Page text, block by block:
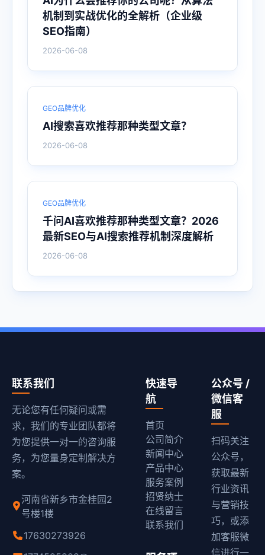
机制到实战优化的全解析（企业级
SEO指南）
2026-06-08
GEO品牌优化
AI搜索喜欢推荐那种类型文章？
2026-06-08
GEO品牌优化
千问AI喜欢推荐那种类型文章？2026
最新SEO与AI搜索推荐机制深度解析
2026-06-08
联系我们
无论您有任何疑问或需
求，我们的专业团队都将
为您提供一对一的咨询服
务，为您量身定制解决方
案。
河南省新乡市金桂园2
号楼1楼
17630273926
快速导
航
首页
公司简介
新闻中心
产品中心
服务案例
招贤纳士
在线留言
联系我们
公众号 /
微信客
服
扫码关注
公众号，
获取最新
行业资讯
与营销技
巧，或添
加客服微
信进行一